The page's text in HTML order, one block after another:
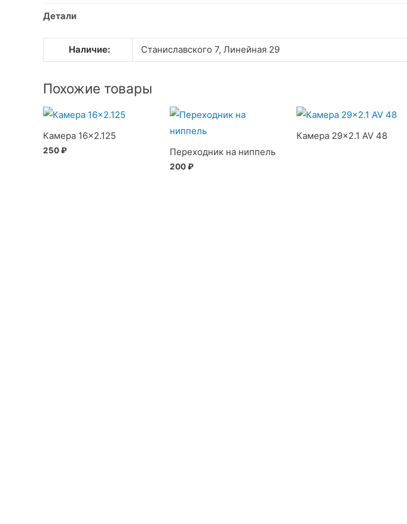
Детали
Наличие: Станиславского 7, Линейная 29
Похожие товары
Камера 16×2.125
250₽ Переходник на ниппель
200₽
Камера 29×2.1 AV 48